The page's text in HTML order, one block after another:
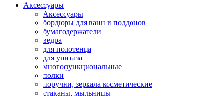
Аксессуары
Аксессуары
бордюры для ванн и поддонов
бумагодержатели
ведра
для полотенца
для унитаза
многофункциональные
полки
поручни, зеркала косметические
стаканы, мыльницы